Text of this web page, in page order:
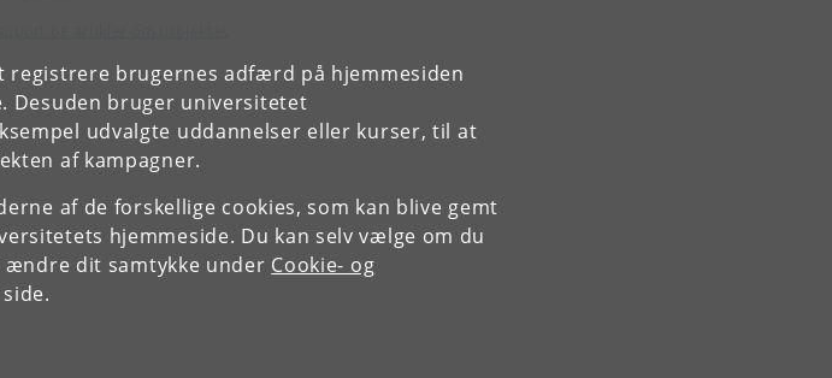
brugernes adfærd på hjemmesiden
Desuden bruger universitetet
udvalgte uddannelser eller kurser, til at
af kampagner.
af de forskellige cookies, som kan blive gemt
hjemmeside. Du kan selv vælge om du
ændre dit samtykke under Cookie- og
og artikler om projektet